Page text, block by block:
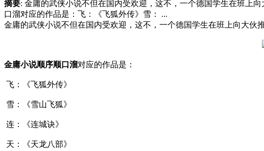
摘要: 金庸的武侠小说不但在国内受欢迎，这不，一个德国学生在班上
口溜对应的作品是：飞：《飞狐外传》雪： ...
金庸的武侠小说不但在国内受欢迎，这不，一个德国学生在班上向大伙
金庸小说顺序顺口溜对应的作品是：
飞：《飞狐外传》
雪：《雪山飞狐》
连：《连城诀》
天：《天龙八部》